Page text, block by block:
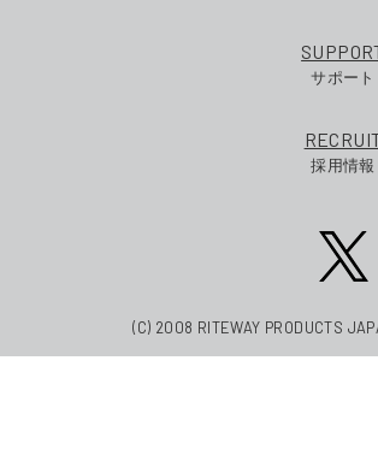
サポート
採用情報
(C) 2008 RITEWAY PRODUCTS